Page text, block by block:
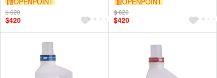
$ 620
$420
$ 620
$420